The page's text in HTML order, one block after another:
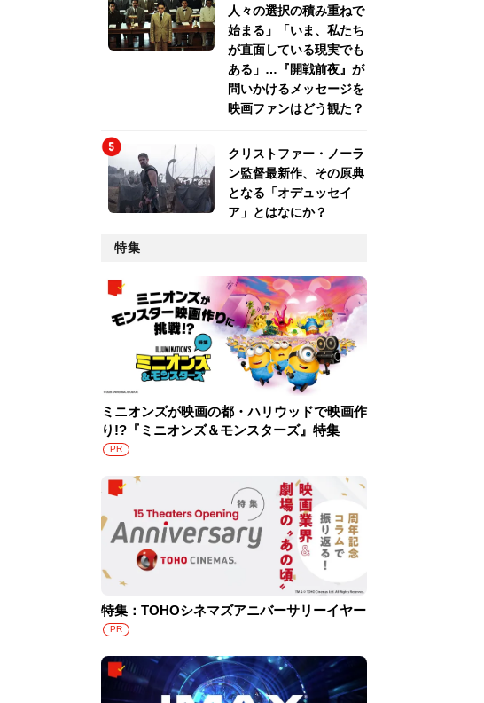
人々の選択の積み重ねで
始まる」「いま、私たち
が直面している現実でも
ある」…『開戦前夜』が
問いかけるメッセージを
映画ファンはどう観た？
クリストファー・ノーラ
ン監督最新作、その原典
となる「オデュッセイ
ア」とはなにか？
特集
ミニオンズが映画の都・ハリウッドで映画作
り!?『ミニオンズ＆モンスターズ』特集
PR
特集：TOHOシネマズアニバーサリーイヤー
PR